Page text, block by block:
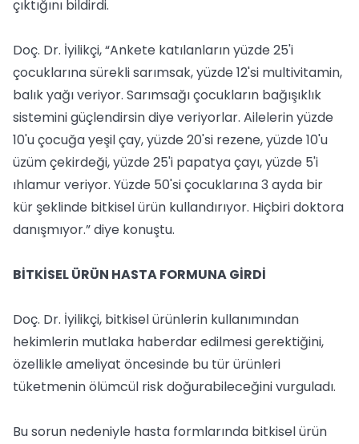
çıktığını bildirdi.
Doç. Dr. İyilikçi, “Ankete katılanların yüzde 25'i
çocuklarına sürekli sarımsak, yüzde 12'si multivitamin,
balık yağı veriyor. Sarımsağı çocukların bağışıklık
sistemini güçlendirsin diye veriyorlar. Ailelerin yüzde
10'u çocuğa yeşil çay, yüzde 20'si rezene, yüzde 10'u
üzüm çekirdeği, yüzde 25'i papatya çayı, yüzde 5'i
ıhlamur veriyor. Yüzde 50'si çocuklarına 3 ayda bir
kür şeklinde bitkisel ürün kullandırıyor. Hiçbiri doktora
danışmıyor.” diye konuştu.
BİTKİSEL ÜRÜN HASTA FORMUNA GİRDİ
Doç. Dr. İyilikçi, bitkisel ürünlerin kullanımından
hekimlerin mutlaka haberdar edilmesi gerektiğini,
özellikle ameliyat öncesinde bu tür ürünleri
tüketmenin ölümcül risk doğurabileceğini vurguladı.
Bu sorun nedeniyle hasta formlarında bitkisel ürün